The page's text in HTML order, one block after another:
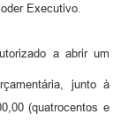
Executivo.
a abrir um
junto à
(quatrocentos e